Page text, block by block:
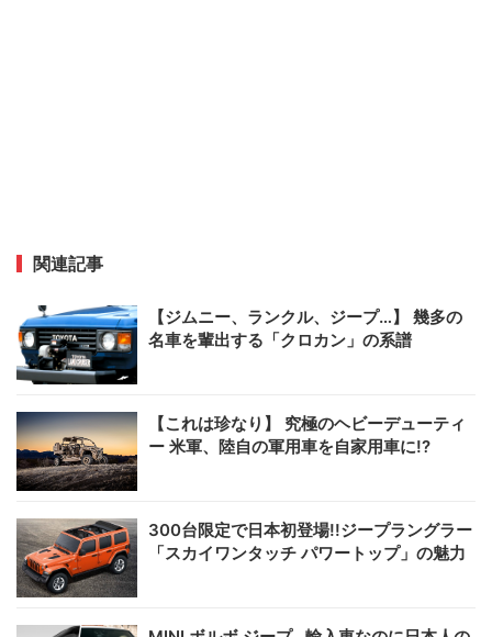
関連記事
【ジムニー、ランクル、ジープ…】 幾多の
名車を輩出する「クロカン」の系譜
【これは珍なり】 究極のヘビーデューティ
ー 米軍、陸自の軍用車を自家用車に!?
300台限定で日本初登場!!ジープラングラー
「スカイワンタッチ パワートップ」の魅力